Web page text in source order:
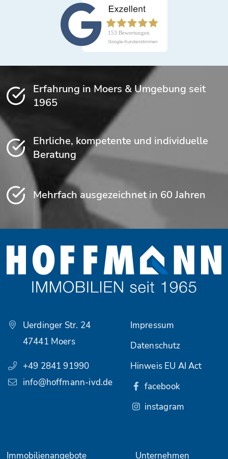
Erfahrung in Moers & Umgebung seit
1965
Ehrliche, kompetente und individuelle
Beratung
Mehrfach ausgezeichnet in 60 Jahren
Uerdinger Str. 24
47441 Moers
+49 2841 91990
info@hoffmann-ivd.de
Immobilienangebote Unternehmen
Impressum
Datenschutz
Hinweis EU AI Act
facebook
instagram